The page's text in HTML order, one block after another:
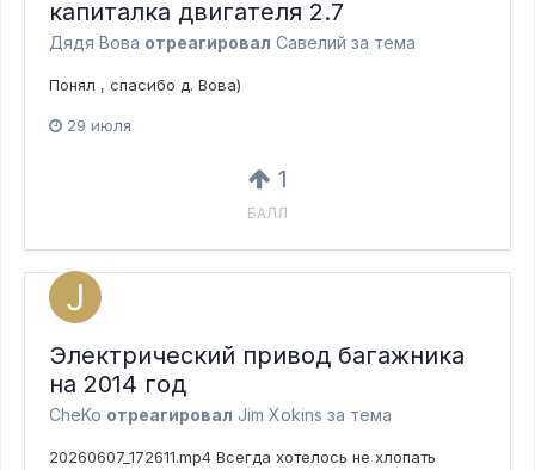
капиталка двигателя 2.7
Дядя Вова отреагировал Савелий за тема
Понял , спасибо д. Вова)
29 июля
1
БАЛЛ
Электрический привод багажника
на 2014 год
CheKo отреагировал Jim Xokins за тема
20260607_172611.mp4 Всегда хотелось не хлопать